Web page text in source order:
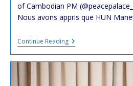
of Cambodian PM
Nous avons appris que HUN
Continue ReadingEspace
Maritime
Contesté